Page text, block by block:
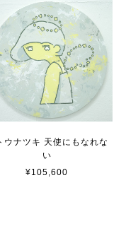
ウナツキ 天使にもなれな
い
¥105,600